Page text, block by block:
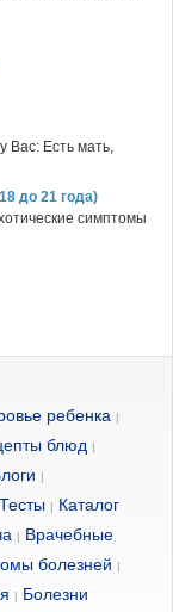
Вас: Есть мать,
до 21 года)
симптомы
ребенка |
блюд |
|
Тесты | Каталог
| Врачебные
болезней |
| Болезни